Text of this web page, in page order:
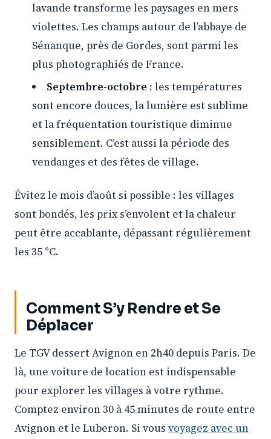
lavande transforme les paysages en mers
violettes. Les champs autour de l’abbaye de
Sénanque, près de Gordes, sont parmi les
plus photographiés de France.
Septembre-octobre : les températures
sont encore douces, la lumière est sublime
et la fréquentation touristique diminue
sensiblement. C’est aussi la période des
vendanges et des fêtes de village.
Évitez le mois d’août si possible : les villages
sont bondés, les prix s’envolent et la chaleur
peut être accablante, dépassant régulièrement
les 35 °C.
Comment S’y Rendre et Se
Déplacer
Le TGV dessert Avignon en 2h40 depuis Paris. De
là, une voiture de location est indispensable
pour explorer les villages à votre rythme.
Comptez environ 30 à 45 minutes de route entre
Avignon et le Luberon. Si vous voyagez avec un